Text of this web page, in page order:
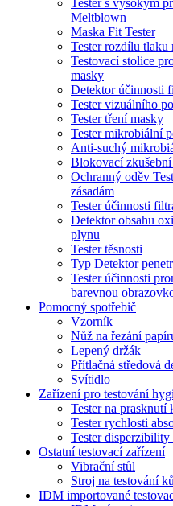
Meltblown
Maska Fit Tester
Tester rozdílu tlaku
Testovací stolice
masky
Detektor účinnosti
Tester vizuálního
Tester tření masky
Tester mikrobiální
Anti-suchý
Blokovací
Ochranný oděv
zásadám
Tester účinnosti
Detektor obsahu
plynu
Tester těsnosti
Typ Detektor
Tester účinnosti
barevnou
Pomocný spotřebič
Vzorník
Nůž na řezání
Lepený držák
Přítlačná středová
Svítidlo
Zařízení pro testování
Tester na
Tester rychlosti
Tester
Ostatní testovací zařízení
Vibrační stůl
Stroj na testování
IDM importované